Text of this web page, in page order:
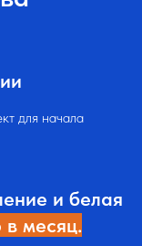
для начала
и белая
в месяц.